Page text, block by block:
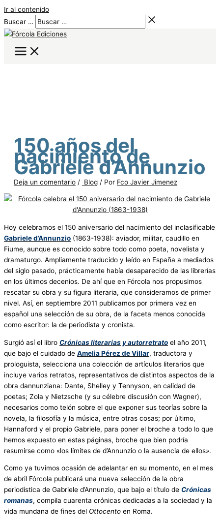
Ir al contenido
Buscar …
150 años del
nacimiento de
Gabriele d’Annunzio
Deja un comentario / Blog / Por Fco Javier Jimenez
Hoy celebramos el 150 aniversario del nacimiento del inclasificable
Gabriele d’Annunzio (1863-1938): aviador, militar, caudillo en
Fiume, aunque es conocido sobre todo como poeta, novelista y
dramaturgo. Ampliamente traducido y leído en España a mediados
del siglo pasado, prácticamente había desaparecido de las librerías
en los últimos decenios. De ahí que en Fórcola nos propusimos
rescatar su obra y su figura literaria, que consideramos de primer
nivel. Así, en septiembre 2011 publicamos por primera vez en
español una selección de su obra, de la faceta menos conocida
como escritor: la de periodista y cronista.
Surgió así el libro Crónicas literarias y autorretrato el año 2011,
que bajo el cuidado de Amelia Pérez de Villar, traductora y
prologuista, selecciona una colección de artículos literarios que
incluye varios retratos, representativos de distintos aspectos de la
obra dannunziana: Dante, Shelley y Tennyson, en calidad de
poetas; Zola y Nietzsche (y su célebre discusión con Wagner),
necesarios como telón sobre el que exponer sus teorías sobre la
novela, la filosofía y la música, entre otras cosas; por último,
Hannaford y el propio Gabriele, para poner el broche a todo lo que
hemos expuesto en estas páginas, broche que bien podría
resumirse como «los límites de d’Annunzio o la ausencia de ellos».
Como ya tuvimos ocasión de adelantar en su momento, en el mes
de abril Fórcola publicará una nueva selección de la obra
periodística de Gabriele d’Annunzio, que bajo el título de Crónicas
romanas, compila cuarenta crónicas dedicadas a la sociedad y la
vida mundana de fines del Ottocento en Roma.